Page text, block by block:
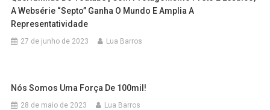
A Websérie “Septo” Ganha O Mundo E Amplia A
Representatividade
27 de junho de 2023 Lua Barros
Nós Somos Uma Força De 100mil!
28 de maio de 2023 Lua Barros